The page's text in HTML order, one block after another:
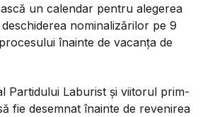
un calendar pentru alegerea
nominalizărilor pe 9
înainte de vacanța de
Partidului Laburist și viitorul prim-
fie desemnat înainte de revenirea